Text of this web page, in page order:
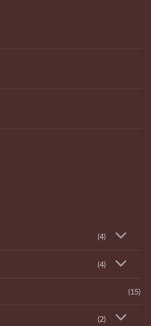
(4)
(4)
(15)
(2)